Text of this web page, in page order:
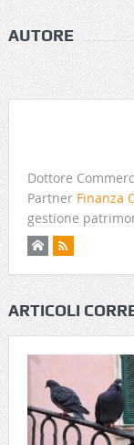
AUTORE
Dottore
Partner Finanza
gestione
ARTICOLI